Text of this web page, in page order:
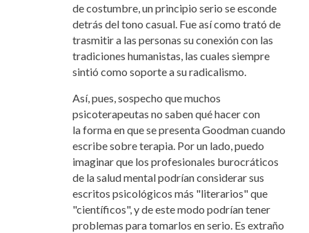
de costumbre, un principio serio se esconde
detrás del tono casual. Fue así como trató de
trasmitir a las personas su conexión con las
tradiciones humanistas, las cuales siempre
sintió como soporte a su radicalismo.
Así, pues, sospecho que muchos
psicoterapeutas no saben qué hacercon
la forma en que se presenta Goodman cuando
escribe sobre terapia. Por un lado, puedo
imaginar que los profesionales burocráticos
de la salud mental podrían considerar sus
escritos psicológicos más "literarios" que
"científicos", y de este modo podrían tener
problemas para tomarlos en serio. Es extraño